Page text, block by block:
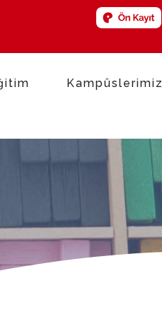
Kampüslerimiz